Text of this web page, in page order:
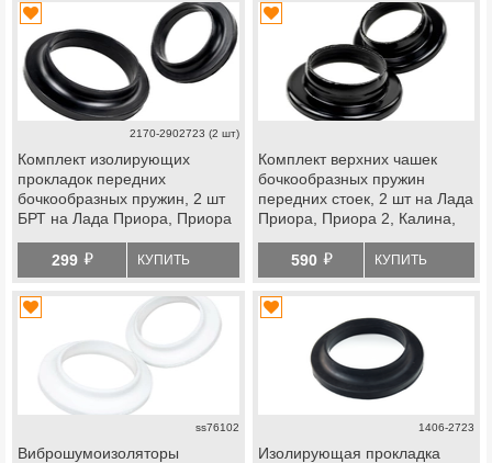
2170-2902723 (2 шт)
Комплект изолирующих
прокладок передних
бочкообразных пружин, 2 шт
БРТ на Лада Приора, Приора
Гранта fl, datsun
299 й КУПИТЬ
Комплект верхних чашек
бочкообразных пружин
передних стоек, 2 шт на Лада
Приора, Приора 2, Калина,
fl, datsun
590 й КУПИТЬ
ss76102
Виброшумоизоляторы
1406-2723
Изолирующая прокладка